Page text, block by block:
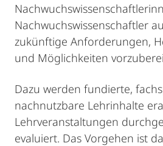
Nachwuchswissenschaftler
zukünftige Anforderungen,
und Möglichkeiten
Dazu werden fundierte,
nachnutzbare Lehrinhalte
Lehrveranstaltungen
evaluiert. Das Vorgehen ist